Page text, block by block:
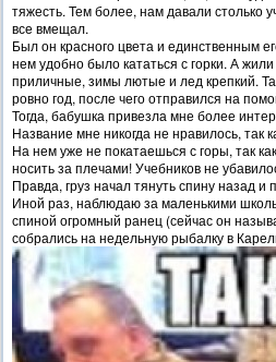
тяжесть. Тем более, нам давали столько
все вмещал.
Был он красного цвета и единственным
нем удобно было кататься с горки. А
приличные, зимы лютые и лед крепкий.
ровно год, после чего отправился на
Тогда, бабушка привезла мне более
Название мне никогда не нравилось, так
На нем уже не покатаешься с горы, так
носить за плечами! Учебников не
Правда, груз начал тянуть спину назад и
Иной раз, наблюдаю за маленькими
спиной огромный ранец (сейчас он
собрались на недельную рыбалку в